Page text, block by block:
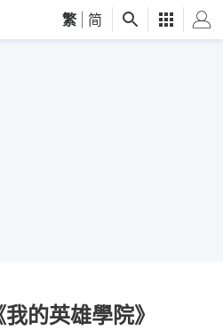
繁 简
的英雄學院》